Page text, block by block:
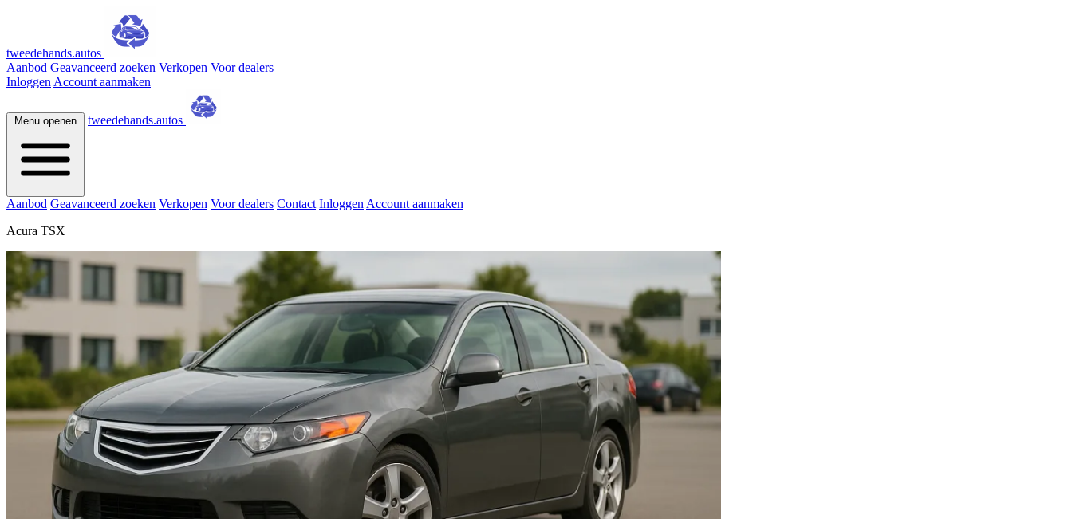
tweedehands.autos
Aanbod Geavanceerd zoeken Verkopen Voor dealers
Inloggen Account aanmaken
Menu openen tweedehands.autos
Aanbod Geavanceerd zoeken Verkopen Voor dealers Contact Inloggen Account aanmaken
Acura TSX